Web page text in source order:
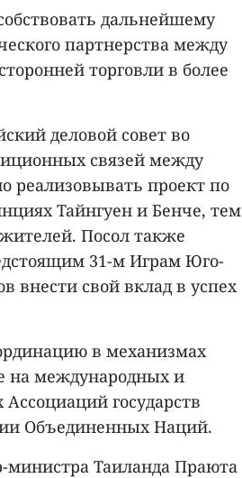
дальнейшему
партнерства между
торговли в более
деловой совет во
связей между
реализовывать проект по
Тайнгуен и Бенче, тем
Посол также
31-м Играм Юго-
внести свой вклад в успех
в механизмах
на международных и
государств
Объединенных Наций.
Таиланда Праюта